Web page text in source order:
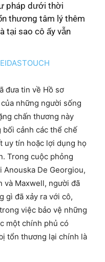
pháp dưới thời
thương tâm lý thêm
tại sao cô ấy vẫn
đưa tin về Hồ sơ
những người sống
chấn thương này
cảnh các thể chế
uy tín hoặc lợi dụng họ
Trong cuộc phỏng
De Georgiou,
và Maxwell, người đã
gì đã xảy ra với cô,
việc bảo vệ những
một chính phủ có
tổn thương lại chính là